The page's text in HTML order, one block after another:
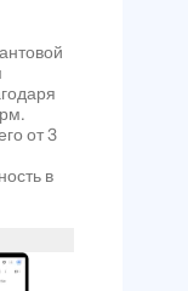
от 3
в